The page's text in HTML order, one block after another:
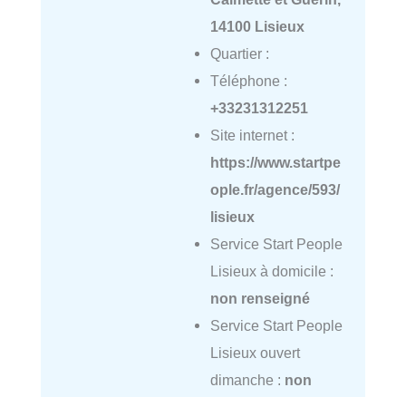
14100 Lisieux
Quartier :
Téléphone :
+33231312251
Site internet :
https://www.startpe
ople.fr/agence/593/
lisieux
Service Start People
Lisieux à domicile :
non renseigné
Service Start People
Lisieux ouvert
dimanche : non